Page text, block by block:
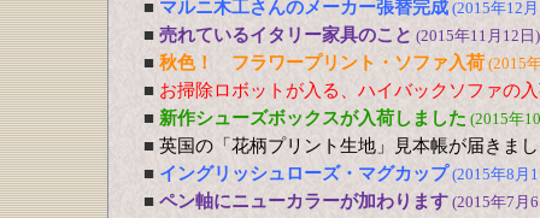
■ マルニ木工さんのメーカー張替完成 (2015年12
■ 売れているイタリー家具のこと (2015年11月12日)
■ 秋色！ フラワープリント・ソファ入荷 (2015
■ お掃除ロボットが入る、ハイバックソファの
■ 新作シューズボックスが入荷しました (2015年
■ 英国の「花柄プリント生地」見本帳が届きま
■ イングリッシュローズ・マグカップ (2015年8月
■ ペン軸にニューカラーが加わります (2015年7月